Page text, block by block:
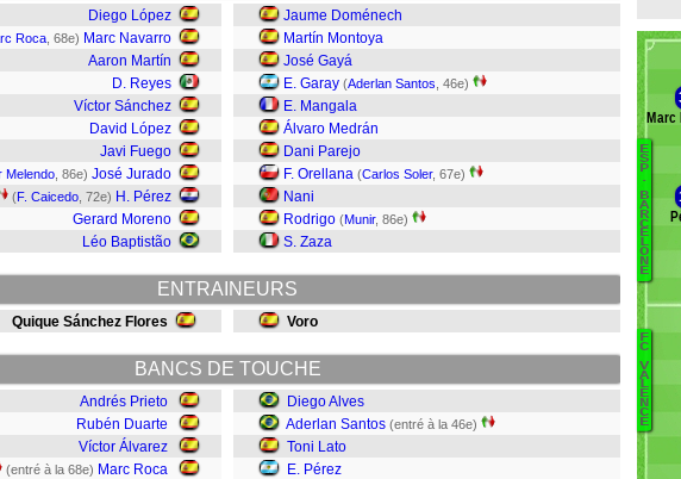
Diego López
Roca , 68e) Marc Navarro
Aaron Martín
D. Reyes
Víctor Sánchez
David López
Javi Fuego
Melendo , 86e) José Jurado
(F. Caicedo , 72e) H. Pérez
Gerard Moreno
Léo Baptistão
Jaume Doménech
Martín Montoya
José Gayá
E. Garay (Aderlan Santos , 46e)
E. Mangala
Álvaro Medrán
Dani Parejo
F. Orellana (Carlos Soler, 67e)
Nani
Rodrigo (Munir, 86e)
S. Zaza
ENTRAINEURS
Quique Sánchez Flores Voro
BANCS DE TOUCHE
Andrés Prieto
Rubén Duarte
Víctor Álvarez
(entré à la 68e) Marc Roca
Diego Alves
Aderlan Santos (entré à la 46e)
Toni Lato
E. Pérez
E
S
P
.
B
A
R
C
E
L
O
N
E
F
C
V
A
L
E
N
C
E
Marc